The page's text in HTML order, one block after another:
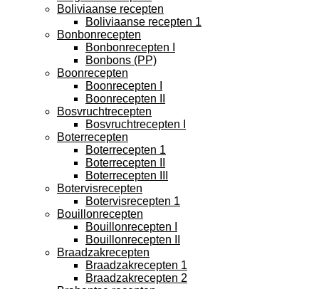
Boliviaanse recepten
Boliviaanse recepten 1
Bonbonrecepten
Bonbonrecepten I
Bonbons (PP)
Boonrecepten
Boonrecepten I
Boonrecepten II
Bosvruchtrecepten
Bosvruchtrecepten I
Boterrecepten
Boterrecepten 1
Boterrecepten II
Boterrecepten III
Botervisrecepten
Botervisrecepten 1
Bouillonrecepten
Bouillonrecepten I
Bouillonrecepten II
Braadzakrecepten
Braadzakrecepten 1
Braadzakrecepten 2